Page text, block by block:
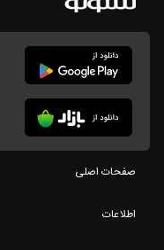
صفحات اصلی
اطلاعات